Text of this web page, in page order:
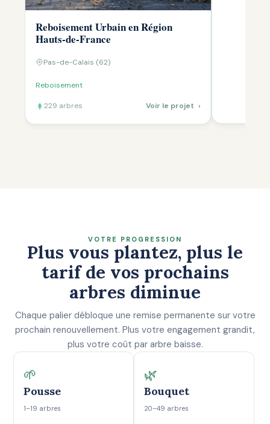
Reboisement Urbain en Région
Hauts-de-France
Pas-de-Calais (62)
Reboisement
229 arbres Voir le projet ›
VOTRE PROGRESSION
Plus vous plantez, plus le
tarif de vos prochains
arbres diminue
Chaque palier débloque une remise permanente sur votre
prochain renouvellement. Plus votre engagement grandit,
plus votre coût par arbre baisse.
🌱
Pousse
1–19 arbres
🌿
Bouquet
20–49 arbres